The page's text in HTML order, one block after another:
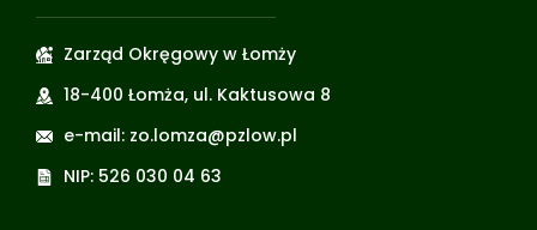
Zarząd Okręgowy w Łomży
18-400 Łomża, ul. Kaktusowa 8
e-mail: zo.lomza@pzlow.pl
NIP: 526 030 04 63